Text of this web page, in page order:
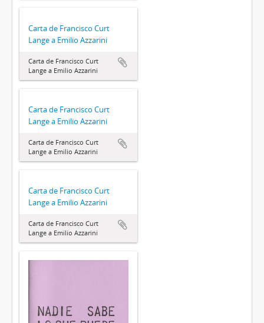
Carta de Francisco Curt
Lange a Emilio Azzarini
Carta de Francisco Curt
Lange a Emilio Azzarini
Carta de Francisco Curt
Lange a Emilio Azzarini
Carta de Francisco Curt
Lange a Emilio Azzarini
Carta de Francisco Curt
Lange a Emilio Azzarini
Carta de Francisco Curt
Lange a Emilio Azzarini